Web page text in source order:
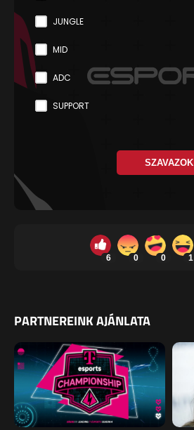
JUNGLE
MID
ADC
SUPPORT
SZAVAZOK
6 0 0 1
PARTNEREINK AJÁNLATA